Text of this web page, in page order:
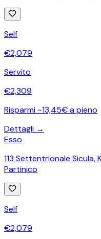
Self
€2,079
Servito
€2,309
Risparmi ~13,45€ a pieno
Dettagli →
Esso
113 Settentrionale Sicula,
Partinico
Self
€2,079